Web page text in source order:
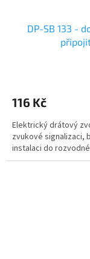
DP-SB 133 -
116 Kč
Elektrický drátový
zvukové signalizaci,
instalaci do